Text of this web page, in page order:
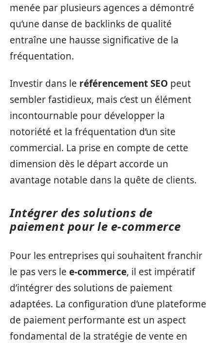
menée par plusieurs agences a démontré
qu’une danse de backlinks de qualité
entraîne une hausse significative de la
fréquentation.
Investir dans le référencement SEO peut
sembler fastidieux, mais c’est un élément
incontournable pour développer la
notoriété et la fréquentation d’un site
commercial. La prise en compte de cette
dimension dès le départ accorde un
avantage notable dans la quête de clients.
Intégrer des solutions de
paiement pour le e-commerce
Pour les entreprises qui souhaitent franchir
le pas vers le e-commerce, il est impératif
d’intégrer des solutions de paiement
adaptées. La configuration d’une plateforme
de paiement performante est un aspect
fondamental de la stratégie de vente en